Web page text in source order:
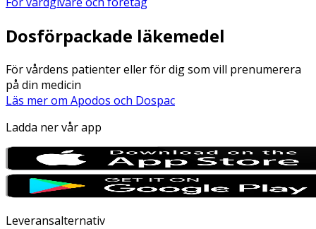
Dosförpackade läkemedel
För vårdens patienter eller för dig som vill prenumerera
på din medicin
Läs mer om Apodos och Dospac
Ladda ner vår app
Leveransalternativ